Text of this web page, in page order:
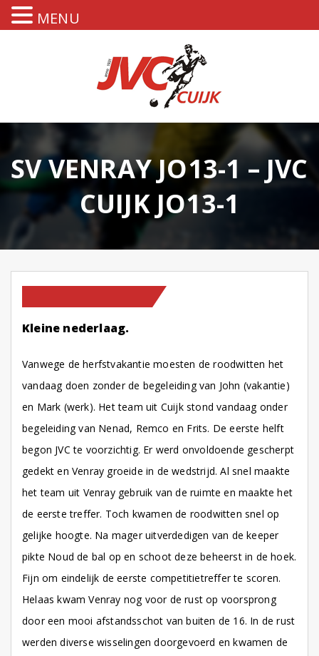
SV VENRAY JO13-1 – JVC
CUIJK JO13-1
Kleine nederlaag.
Vanwege de herfstvakantie moesten de roodwitten het
vandaag doen zonder de begeleiding van John (vakantie)
en Mark (werk). Het team uit Cuijk stond vandaag onder
begeleiding van Nenad, Remco en Frits. De eerste helft
begon JVC te voorzichtig. Er werd onvoldoende gescherpt
gedekt en Venray groeide in de wedstrijd. Al snel maakte
het team uit Venray gebruik van de ruimte en maakte het
de eerste treffer. Toch kwamen de roodwitten snel op
gelijke hoogte. Na mager uitverdedigen van de keeper
pikte Noud de bal op en schoot deze beheerst in de hoek.
Fijn om eindelijk de eerste competitietreffer te scoren.
Helaas kwam Venray nog voor de rust op voorsprong
door een mooi afstandsschot van buiten de 16. In de rust
werden diverse wisselingen doorgevoerd en kwamen de
MENU